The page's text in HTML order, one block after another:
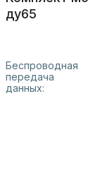
ду65
Беспроводная
передача
данных: